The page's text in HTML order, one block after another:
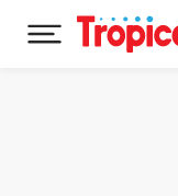
Desplegar